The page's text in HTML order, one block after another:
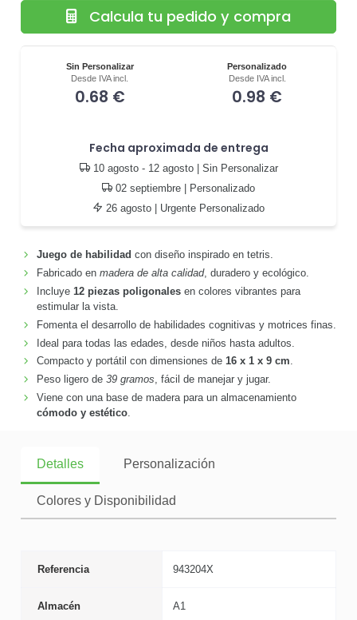
Sin Personalizar
Desde IVA incl.
0.68 €
Personalizado
Desde IVA incl.
0.98 €
Fecha aproximada de entrega
10 agosto - 12 agosto| Sin Personalizar
02 septiembre | Personalizado
26 agosto | Urgente Personalizado
Calcula tu pedido y compra
Juego de habilidad con diseño inspirado en tetris.
Fabricado en madera de alta calidad, duradero y ecológico.
Incluye 12 piezas poligonalesen colores vibrantes para
estimular la vista.
Fomenta el desarrollo de habilidades cognitivas y motrices finas.
Ideal para todas las edades, desde niños hasta adultos.
Compacto y portátil con dimensiones de 16 x 1 x 9 cm.
Peso ligero de 39 gramos, fácil de manejar y jugar.
Viene con una base de madera para un almacenamiento
cómodo y estético.
Detalles Personalización
Colores y Disponibilidad
Referencia 943204X
Almacén A1